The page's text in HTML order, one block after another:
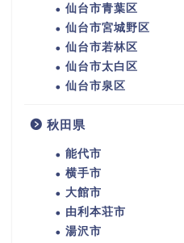
仙台市青葉区
仙台市宮城野区
仙台市若林区
仙台市太白区
仙台市泉区
秋田県
能代市
横手市
大館市
由利本荘市
湯沢市